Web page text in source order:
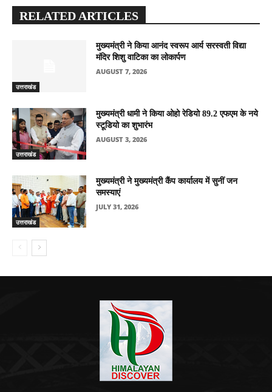
RELATED ARTICLES
उत्तराखंड
मुख्यमंत्री ने किया आनंद स्वरूप आर्य सरस्वती विद्या
मंदिर शिशु वाटिका का लोकार्पण
AUGUST 7, 2026
उत्तराखंड
मुख्यमंत्री धामी ने किया ओहो रेडियो 89.2 एफएम के नये
स्टूडियो का शुभारंभ
AUGUST 3, 2026
उत्तराखंड
मुख्यमंत्री ने मुख्यमंत्री कैंप कार्यालय में सुनीं जन
समस्याएं
JULY 31, 2026